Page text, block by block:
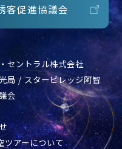
客促進協議会
セントラル株式会社
局 / スタービレッジ阿智
会
ツアーについて